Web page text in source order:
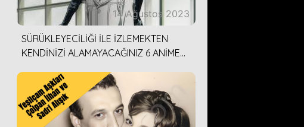
14 Ağustos 2023
SÜRÜKLEYECİLİĞİ İLE İZLEMEKTEN
KENDİNİZİ ALAMAYACAĞINIZ 6 ANİME